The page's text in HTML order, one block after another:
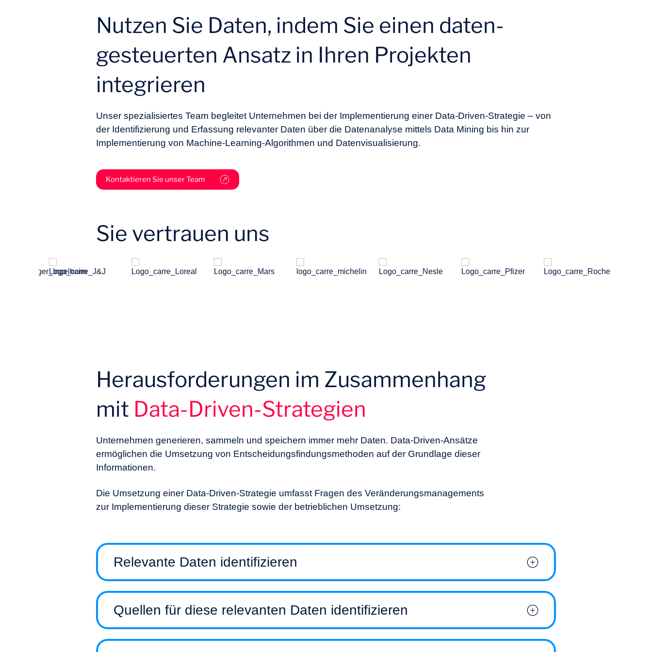
Nutzen Sie Daten, indem Sie einen daten-
gesteuerten Ansatz in Ihren Projekten
integrieren
Unser spezialisiertes Team begleitet Unternehmen bei der Implementierung einer Data-Driven-Strategie – von
der Identifizierung und Erfassung relevanter Daten über die Datenanalyse mittels Data Mining bis hin zur
Implementierung von Machine-Learning-Algorithmen und Datenvisualisierung.
Kontaktieren Sie unser Team
Sie vertrauen uns
Herausforderungen im Zusammenhang
mit Data-Driven-Strategien
Unternehmen generieren, sammeln und speichern immer mehr Daten. Data-Driven-Ansätze
ermöglichen die Umsetzung von Entscheidungsfindungsmethoden auf der Grundlage dieser
Informationen.
Die Umsetzung einer Data-Driven-Strategie umfasst Fragen des Veränderungsmanagements
zur Implementierung dieser Strategie sowie der betrieblichen Umsetzung:
Relevante Daten identifizieren
Quellen für diese relevanten Daten identifizieren